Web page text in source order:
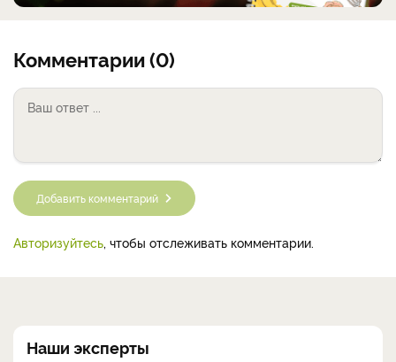
Комментарии (0)
Добавить комментарий
Авторизуйтесь, чтобы отслеживать комментарии.
Наши эксперты